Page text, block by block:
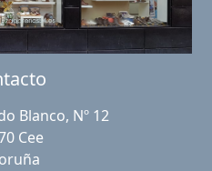
Blanco, Nº 12
Cee